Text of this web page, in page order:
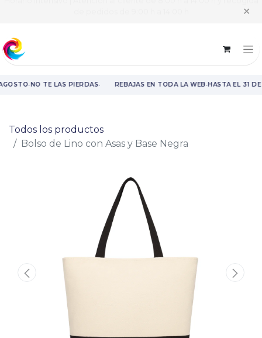
✕
·NO TE LAS PIERDAS· REBAJAS EN TODA LA WEB·HASTA EL 31 DE
Todos los productos
Bolso de Lino con Asas y Base Negra